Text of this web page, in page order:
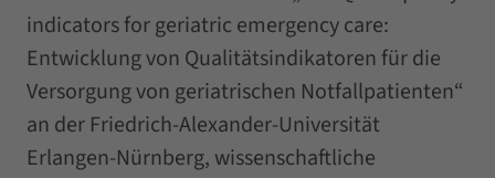
indicators for geriatric emergency care:
Entwicklung von Qualitätsindikatoren für die
Versorgung von geriatrischen Notfallpatienten“
an der Friedrich-Alexander-Universität
Erlangen-Nürnberg, wissenschaftliche